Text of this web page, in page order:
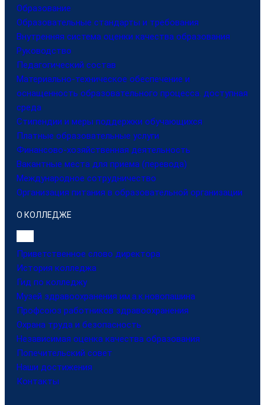
Образование
Образовательные стандарты и требования
Внутренняя система оценки качества образования
Руководство
Педагогический состав
Материально-техническое обеспечение и
оснащенность образовательного процесса. доступная
среда
Стипендии и меры поддержки обучающихся
Платные образовательные услуги
Финансово-хозяйственная деятельность
Вакантные места для приема (перевода)
Международное сотрудничество
Организация питания в образовательной организации
О КОЛЛЕДЖЕ
Приветственное слово директора
История колледжа
Гид по колледжу
Музей здравоохранения им.а.к.новопашина
Профсоюз работников здравоохранения
Охрана труда и безопасность
Независимая оценка качества образования
Попечительский совет
Наши достижения
Контакты